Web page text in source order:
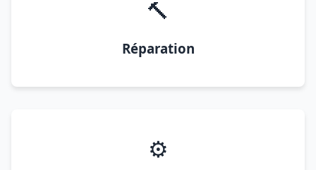
🔨
Réparation
⚙️